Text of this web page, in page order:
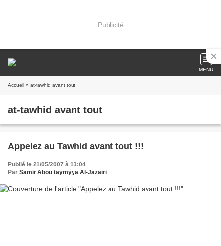
Publicité
MENU
Accueil » at-tawhid avant tout
at-tawhid avant tout
Appelez au Tawhid avant tout !!!
Publié le 21/05/2007 à 13:04
Par Samir Abou taymyya Al-Jazairi